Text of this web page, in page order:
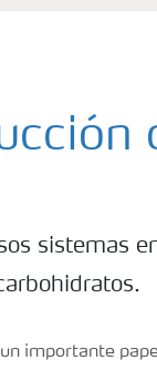
sistemas
importante